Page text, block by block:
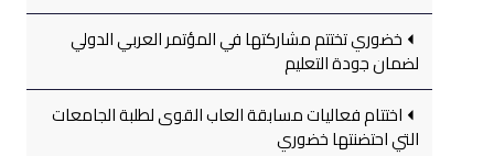
خضوري تختتم مشاركتها في المؤتمر العربي الدولي
لضمان جودة التعليم
اختتام فعاليات مسابقة العاب القوى لطلبة الجامعات
التي احتضنتها خضوري